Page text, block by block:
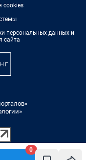
0
cookies
персональных данных и
сайта